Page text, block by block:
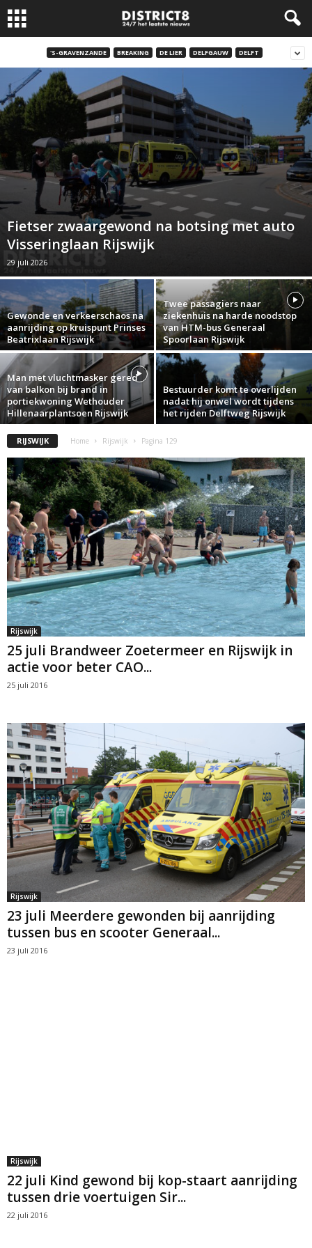
'S-GRAVENZANDE BREAKING DE LIER DELFGAUW DELFT
Fietser zwaargewond na botsing met auto
Visseringlaan Rijswijk
29 juli 2026
Gewonde en verkeerschaos na
aanrijding op kruispunt Prinses
Beatrixlaan Rijswijk
Twee passagiers naar
ziekenhuis na harde noodstop
van HTM-bus Generaal
Spoorlaan Rijswijk
Man met vluchtmasker gered
van balkon bij brand in
portiekwoning Wethouder
Hillenaarplantsoen Rijswijk
Bestuurder komt te overlijden
nadat hij onwel wordt tijdens
het rijden Delftweg Rijswijk
RIJSWIJK Home Rijswijk Pagina 129
Rijswijk
25 juli Brandweer Zoetermeer en Rijswijk in
actie voor beter CAO...
25 juli 2016
Rijswijk
23 juli Meerdere gewonden bij aanrijding
tussen bus en scooter Generaal...
23 juli 2016
Rijswijk
22 juli Kind gewond bij kop-staart aanrijding
tussen drie voertuigen Sir...
22 juli 2016